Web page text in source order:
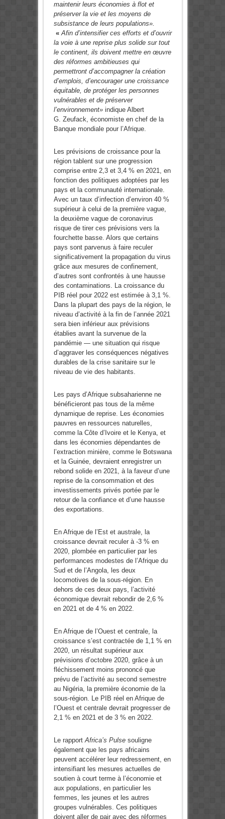
maintenir leurs économies à flot et
préserver la vie et les moyens de
subsistance de leurs populations».
«Afin d’intensifier ces efforts et d’ouvrir
la voie à une reprise plus solide sur tout
le continent, ils doivent mettre en œuvre
des réformes ambitieuses qui
permettront d’accompagner la création
d’emplois, d’encourager une croissance
équitable, de protéger les personnes
vulnérables et de préserver
l’environnement» indique Albert
G. Zeufack, économiste en chef de la
Banque mondiale pour l’Afrique.
Les prévisions de croissance pour la
région tablent sur une progression
comprise entre 2,3 et 3,4 % en 2021, en
fonction des politiques adoptées par les
pays et la communauté internationale.
Avec un taux d’infection d’environ 40 %
supérieur à celui de la première vague,
la deuxième vague de coronavirus
risque de tirer ces prévisions vers la
fourchette basse. Alors que certains
pays sont parvenus à faire reculer
significativement la propagation du virus
grâce aux mesures de confinement,
d’autres sont confrontés à une hausse
des contaminations. La croissance du
PIB réel pour 2022 est estimée à 3,1 %.
Dans la plupart des pays de la région, le
niveau d’activité à la fin de l’année 2021
sera bien inférieur aux prévisions
établies avant la survenue de la
pandémie — une situation qui risque
d’aggraver les conséquences négatives
durables de la crise sanitaire sur le
niveau de vie des habitants.
Les pays d’Afrique subsaharienne ne
bénéficieront pas tous de la même
dynamique de reprise. Les économies
pauvres en ressources naturelles,
comme la Côte d’Ivoire et le Kenya, et
dans les économies dépendantes de
l’extraction minière, comme le Botswana
et la Guinée, devraient enregistrer un
rebond solide en 2021, à la faveur d’une
reprise de la consommation et des
investissements privés portée par le
retour de la confiance et d’une hausse
des exportations.
En Afrique de l’Est et australe, la
croissance devrait reculer à -3 % en
2020, plombée en particulier par les
performances modestes de l’Afrique du
Sud et de l’Angola, les deux
locomotives de la sous-région. En
dehors de ces deux pays, l’activité
économique devrait rebondir de 2,6 %
en 2021 et de 4 % en 2022.
En Afrique de l’Ouest et centrale, la
croissance s’est contractée de 1,1 % en
2020, un résultat supérieur aux
prévisions d’octobre 2020, grâce à un
fléchissement moins prononcé que
prévu de l’activité au second semestre
au Nigéria, la première économie de la
sous-région. Le PIB réel en Afrique de
l’Ouest et centrale devrait progresser de
2,1 % en 2021 et de 3 % en 2022.
Le rapportAfrica’s Pulsesouligne
également que les pays africains
peuvent accélérer leur redressement, en
intensifiant les mesures actuelles de
soutien à court terme à l’économie et
aux populations, en particulier les
femmes, les jeunes et les autres
groupes vulnérables. Ces politiques
doivent aller de pair avec des réformes